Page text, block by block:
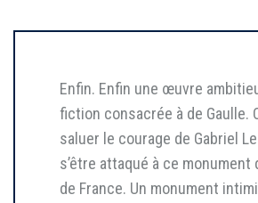
Enfin. Enfin une œuvre
fiction consacrée à de Gaulle.
saluer le courage de Gabriel
s’être attaqué à ce monument
de France. Un monument